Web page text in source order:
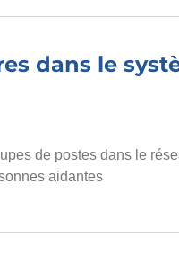
dans le
de postes dans le
aidantes